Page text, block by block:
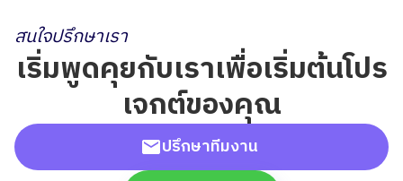
สนใจปรึกษาเรา
เริ่มพูดคุยกับเราเพื่อเริ่มต้นโปร
เจกต์ของคุณ
ปรึกษาทีมงาน